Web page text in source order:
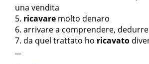
una vendita
ricavare molto denaro
arrivare a comprendere, dedurre
da quel trattato ho ricavato
...